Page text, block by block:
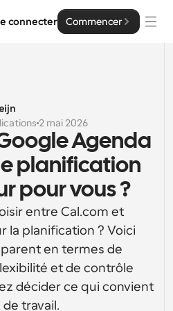
connecter Commencer
simplifiée
pour les groupes
grandes équipes, avec plus de
développeurs
la plateforme Cal.com
et texte
caractères variable pour la
2 mai 2026
Agenda
planification
pour vous ?
entre Cal.com et
la planification ? Voici
en termes de
et de contrôle
décider ce qui convient
travail.